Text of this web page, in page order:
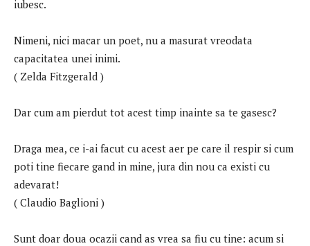
iubesc.
Nimeni, nici macar un poet, nu a masurat vreodata
capacitatea unei inimi.
( Zelda Fitzgerald )
Dar cum am pierdut tot acest timp inainte sa te gasesc?
Draga mea, ce i-ai facut cu acest aer pe care il respir si cum
poti tine fiecare gand in mine, jura din nou ca existi cu
adevarat!
( Claudio Baglioni )
Sunt doar doua ocazii cand as vrea sa fiu cu tine: acum si